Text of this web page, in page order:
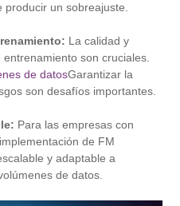
un sobreajuste.
La calidad y
son cruciales.
de datosGarantizar la
son desafíos importantes.
Para las empresas con
de FM
y adaptable a
de datos.